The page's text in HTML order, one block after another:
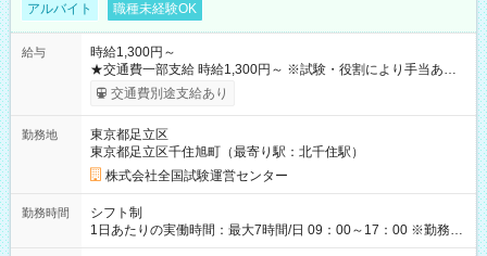
アルバイト 職種未経験OK
給与
時給1,300円～
★交通費一部支給 時給1,300円～ ※試験・役割により手当あり
※勤務回数により昇給あり 【即給（前払い）オプションあ
り！】 希望される場合、勤務から1週間ほどで給与の一部を受け
例】 ・河合塾模擬試験 8:30～17:30（休憩1時間） 時給1,300円
×8時間＝日収10,400円＋交通費 ※当日の役割により時給＋100
円の場合あり ・国家試験 7:00～13:30（休憩なし） 時給1,300
円（役割手当＋100円）×6時間＝日収8,400円＋交通費 【試用期
間】試用期間なし
交通費別途支給あり
勤務地
東京都足立区
東京都足立区千住旭町（最寄り駅：北千住駅）
株式会社全国試験運営センター
勤務時間
シフト制
1日あたりの実働時間：最大7時間/日 09：00～17：00 ※勤務時
間は 試験により異なります。